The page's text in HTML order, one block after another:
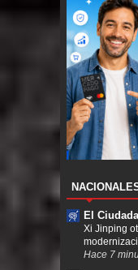
El
Xi Jinping
Hace 7